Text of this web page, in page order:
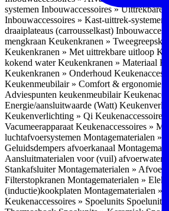
systemen Inbouwaccessoires » Uittrekbare
Inbouwaccessoires » Kast-uittrek-systemen
draaiplateaus (carrousselkast)
mengkraan Keukenkranen »
Keukenkranen » Met uittrekbare uitloop
kokend waterKeukenkranen » Materiaal
Keukenkranen » Onderhoud
Keukenmeubilair » Comfort & ergonomie
Adviespunten keukenmeubilair
Energie/aansluitwaarde (Watt)
Keukenverlichting » Qi Keukenaccessoires
Vacumeerapparaat Keukenaccessoires »
luchtafvoersystemen Montagematerialen »
Geluidsdempers afvoerkanaal
Aansluitmaterialen voor (vuil) afvoerwater
StankafsluiterMontagematerialen »
Filterstopkranen Montagematerialen »
(inductie)kookplaten Montagematerialen »
Keukenaccessoires » Spoelunits Spoelunits